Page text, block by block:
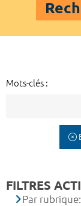
Mots-clés :
FILTRES
Par